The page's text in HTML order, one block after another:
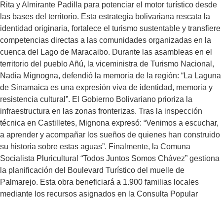
Rita y Almirante Padilla para potenciar el motor turístico desde
las bases del territorio. Esta estrategia bolivariana rescata la
identidad originaria, fortalece el turismo sustentable y transfiere
competencias directas a las comunidades organizadas en la
cuenca del Lago de Maracaibo. Durante las asambleas en el
territorio del pueblo Añú, la viceministra de Turismo Nacional,
Nadia Mignogna, defendió la memoria de la región: “La Laguna
de Sinamaica es una expresión viva de identidad, memoria y
resistencia cultural”. El Gobierno Bolivariano prioriza la
infraestructura en las zonas fronterizas. Tras la inspección
técnica en Castilletes, Mignona expresó: “Venimos a escuchar,
a aprender y acompañar los sueños de quienes han construido
su historia sobre estas aguas”. Finalmente, la Comuna
Socialista Pluricultural “Todos Juntos Somos Chávez” gestiona
la planificación del Boulevard Turístico del muelle de
Palmarejo. Esta obra beneficiará a 1.900 familias locales
mediante los recursos asignados en la Consulta Popular